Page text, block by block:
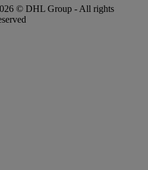
© DHL Group - All rights